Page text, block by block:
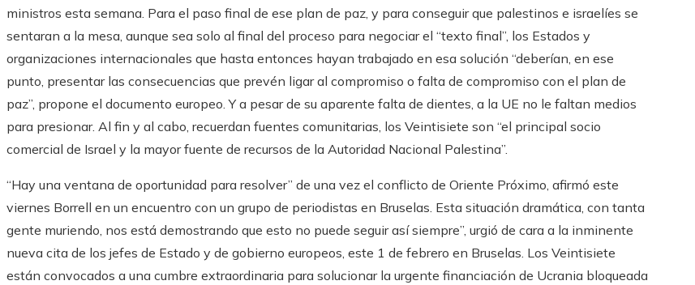
ministros esta semana. Para el paso final de ese plan de paz, y para conseguir que palestinos e israelíes se
sentaran a la mesa, aunque sea solo al final del proceso para negociar el “texto final”, los Estados y
organizaciones internacionales que hasta entonces hayan trabajado en esa solución “deberían, en ese
punto, presentar las consecuencias que prevén ligar al compromiso o falta de compromiso con el plan de
paz”, propone el documento europeo. Y a pesar de su aparente falta de dientes, a la UE no le faltan medios
para presionar. Al fin y al cabo, recuerdan fuentes comunitarias, los Veintisiete son “el principal socio
comercial de Israel y la mayor fuente de recursos de la Autoridad Nacional Palestina”.
“Hay una ventana de oportunidad para resolver” de una vez el conflicto de Oriente Próximo, afirmó este
viernes Borrell en un encuentro con un grupo de periodistas en Bruselas. Esta situación dramática, con tanta
gente muriendo, nos está demostrando que esto no puede seguir así siempre”, urgió de cara a la inminente
nueva cita de los jefes de Estado y de gobierno europeos, este 1 de febrero en Bruselas. Los Veintisiete
están convocados a una cumbre extraordinaria para solucionar la urgente financiación de Ucrania bloqueada